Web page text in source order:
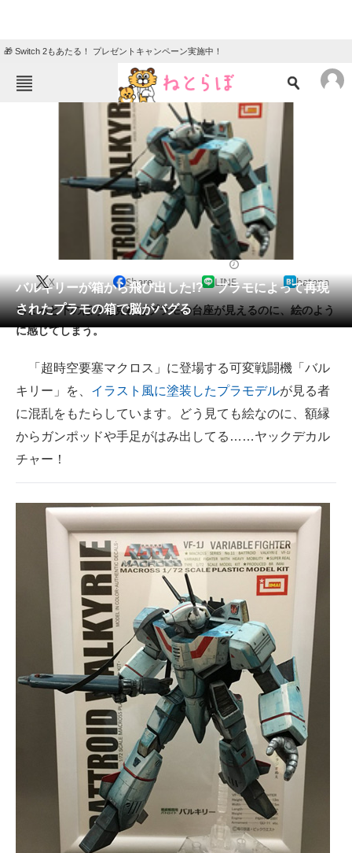
🎁 Switch 2もあたる！ プレゼントキャンペーン実施中！
ねとらぼメニュー
ニュース
クイズ
地域
教育・育児
リサーチ
会員記事
メディア
ITの今と未来を見通す
スマホと通信の最新トレンド
進化するPCとデバイスの未来
ビジネスと働き方のヒント
AI活用のいまが分かる
企業ITのトレンドを詳説
経営リーダーのコミュニティ
マーケ×ITの今がよく分かる
ITエンジニア向け専門サイト
企業向けIT製品の総合サイト
IT製品の技術・比較・事例
製造業のIT導入・活用を支援
モノづくり技術者専門サイト
バルキリーが箱から飛び出した!? プラモによって再現
されたプラモの箱で脳がバグる
X Share LINE hatena
ちょっと下のほうを見ればプラモの台座が見えるのに、絵のよう
に感じてしまう。
「超時空要塞マクロス」に登場する可変戦闘機「バル
キリー」を、 イラスト風に塗装したプラモデルが見る者
に混乱をもたらしています。どう見ても絵なのに、額縁
からガンポッドや手足がはみ出してる……ヤックデカル
チャー！